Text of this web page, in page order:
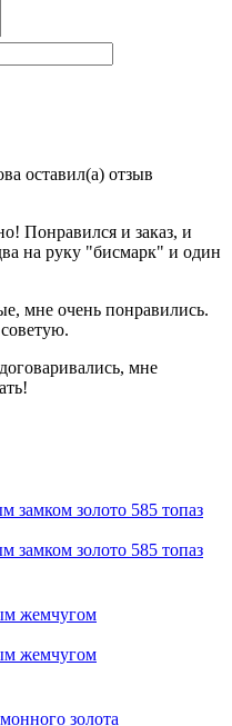
оставил(а) отзыв
Понравился и заказ, и
на руку "бисмарк" и один
мне очень понравились.
мне
замком золото 585 топаз
замком золото 585 топаз
жемчугом
жемчугом
золота